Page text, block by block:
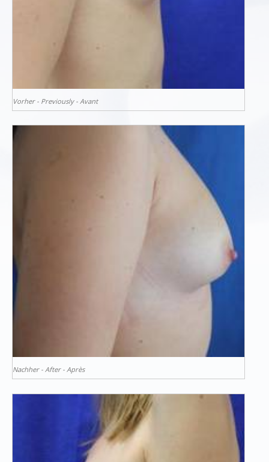
Vorher - Previously - Avant
Nachher - After - Après